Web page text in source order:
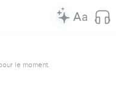
le moment.